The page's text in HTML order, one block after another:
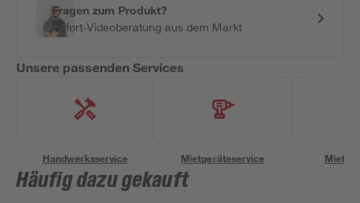
Fragen zum Produkt?
Sofort-Videoberatung aus dem Markt
Unsere passenden Services
Handwerksservice Mietgeräteservice
Häufig dazu gekauft